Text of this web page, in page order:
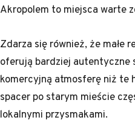
Akropolem to miejsca warte
Zdarza się również, że małe
oferują bardziej autentyczne
komercyjną atmosferę niż te
spacer po starym mieście
lokalnymi przysmakami.